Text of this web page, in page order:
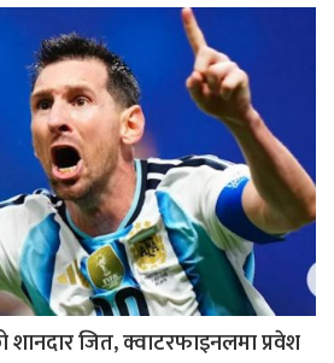
शानदार जित, क्वाटरफाइनलमा प्रवेश